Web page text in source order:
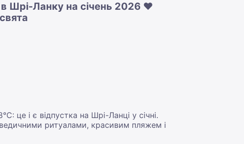
в Шрі-Ланку на січень 2026 ❤️
це і є відпустка на Шрі-Ланці у січні.
ритуалами, красивим пляжем і